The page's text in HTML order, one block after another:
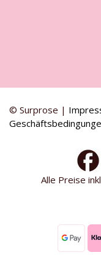
© Surprose |
Alle Preise